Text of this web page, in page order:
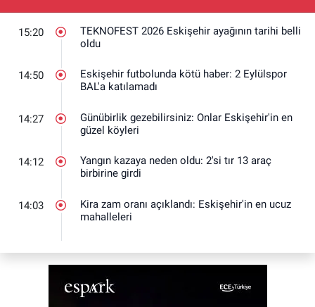
15:20
TEKNOFEST 2026 Eskişehir ayağının tarihi belli
oldu
14:50
Eskişehir futbolunda kötü haber: 2 Eylülspor
BAL'a katılamadı
14:27
Günübirlik gezebilirsiniz: Onlar Eskişehir'in en
güzel köyleri
14:12
Yangın kazaya neden oldu: 2'si tır 13 araç
birbirine girdi
14:03
Kira zam oranı açıklandı: Eskişehir'in en ucuz
mahalleleri